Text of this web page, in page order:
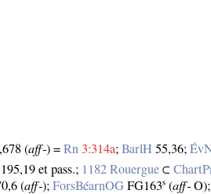
(aff‑) =Rn 3:314a;BarlH 55,36;
195,19 et pass.; 1182 Rouergue ⊂
(aff‑);ForsBéarnOG FG163s (aff‑